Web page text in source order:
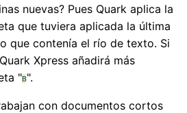
nuevas? Pues Quark aplica la
que tuviera aplicada la última
que contenía el río de texto. Si
Xpress añadirá más
"B".
con documentos cortos